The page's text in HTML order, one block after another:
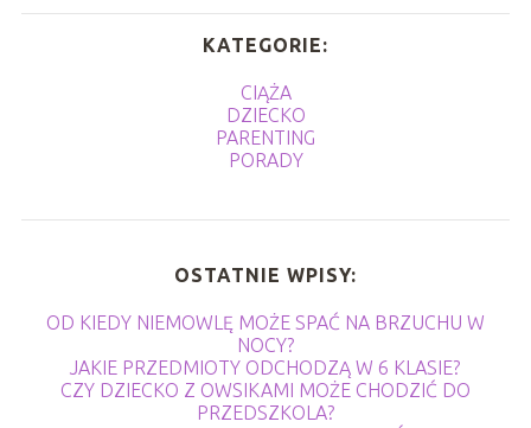
KATEGORIE:
CIĄŻA
DZIECKO
PARENTING
PORADY
OSTATNIE WPISY:
OD KIEDY NIEMOWLĘ MOŻE SPAĆ NA BRZUCHU W
NOCY?
JAKIE PRZEDMIOTY ODCHODZĄ W 6 KLASIE?
CZY DZIECKO Z OWSIKAMI MOŻE CHODZIĆ DO
PRZEDSZKOLA?